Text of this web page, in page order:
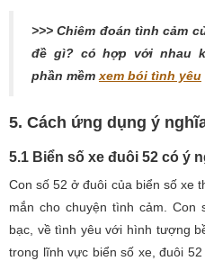
>>> Chiêm đoán tình cảm
đề gì? có hợp với nhau
phần mềmxem bói tình yêu
5. Cách ứng dụng ý
5.1 Biển số xe đuôi 52 có ý
Con số 52 ở đuôi của biển số xe
mắn cho chuyện tình cảm.
bạc, về tình yêu với hình tượng
trong lĩnh vực biển số xe, đuôi